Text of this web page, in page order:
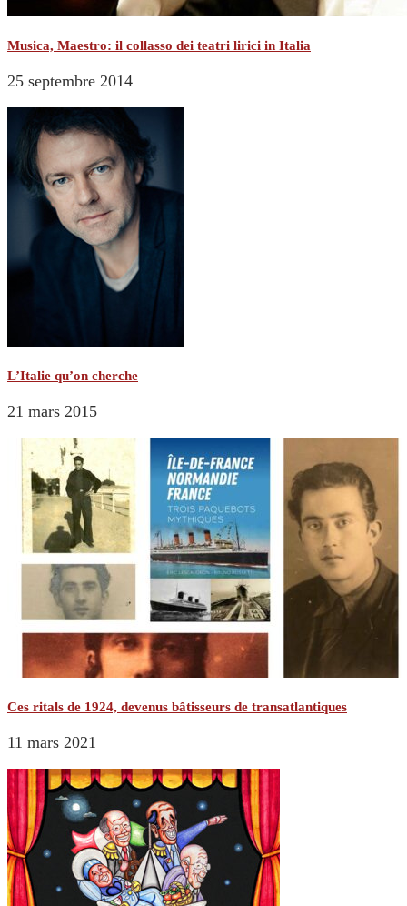
Musica, Maestro: il collasso dei teatri lirici in Italia
25 septembre 2014
L’Italie qu’on cherche
21 mars 2015
Ces ritals de 1924, devenus bâtisseurs de transatlantiques
11 mars 2021